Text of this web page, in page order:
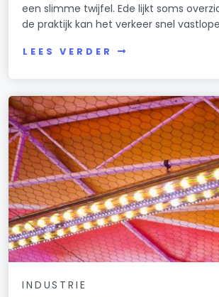
een slimme twijfel. Ede lijkt soms
de praktijk kan het verkeer snel
LEES VERDER
INDUSTRIE